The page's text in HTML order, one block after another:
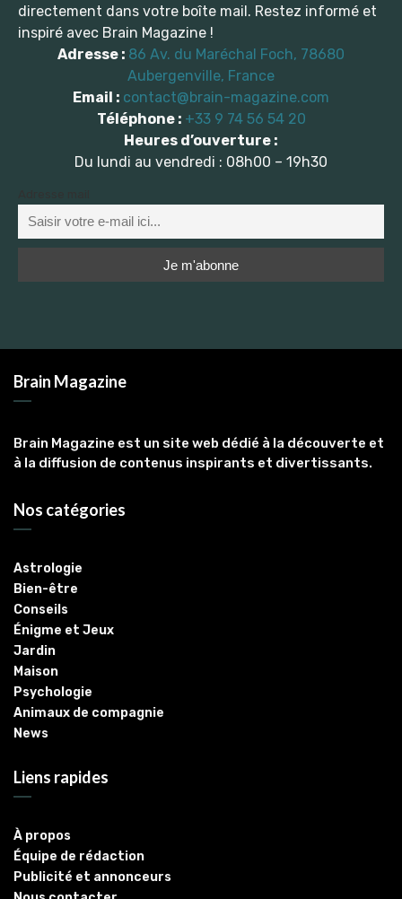
directement dans votre boîte mail. Restez informé et
inspiré avec Brain Magazine !
Adresse : 86 Av. du Maréchal Foch, 78680
Aubergenville, France
Email : contact@brain-magazine.com
Téléphone : +33 9 74 56 54 20
Heures d’ouverture :
Du lundi au vendredi : 08h00 – 19h30
Brain Magazine
Brain Magazine est un site web dédié à la découverte et
à la diffusion de contenus inspirants et divertissants.
Nos catégories
Astrologie
Bien-être
Conseils
Énigme et Jeux
Jardin
Maison
Psychologie
Animaux de compagnie
News
Liens rapides
À propos
Équipe de rédaction
Publicité et annonceurs